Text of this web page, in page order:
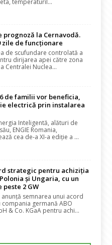
prognoză la Cernavodă.
zile de funcționare
de scufundare controlată a
dirijarea apei către zona
Centralei Nuclea...
de familii vor beneficia,
electrică prin instalarea
Inteligentă, alături de
ENGIE Romania,
cea de-a XI-a ediție a ...
strategic pentru achiziția
și Ungaria, cu un
2 GW
anunță semnarea unui acord
compania germană ABO
& Co. KGaA pentru achi...